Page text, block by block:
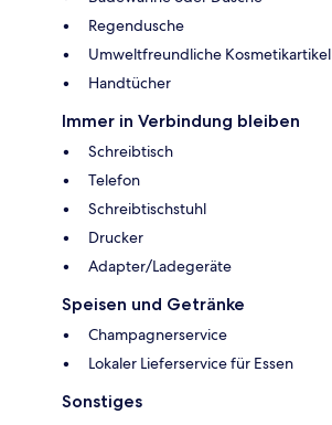
Regendusche
Umweltfreundliche Kosmetikartikel
Handtücher
Immer in Verbindung bleiben
Schreibtisch
Telefon
Schreibtischstuhl
Drucker
Adapter/Ladegeräte
Speisen und Getränke
Champagnerservice
Lokaler Lieferservice für Essen
Sonstiges